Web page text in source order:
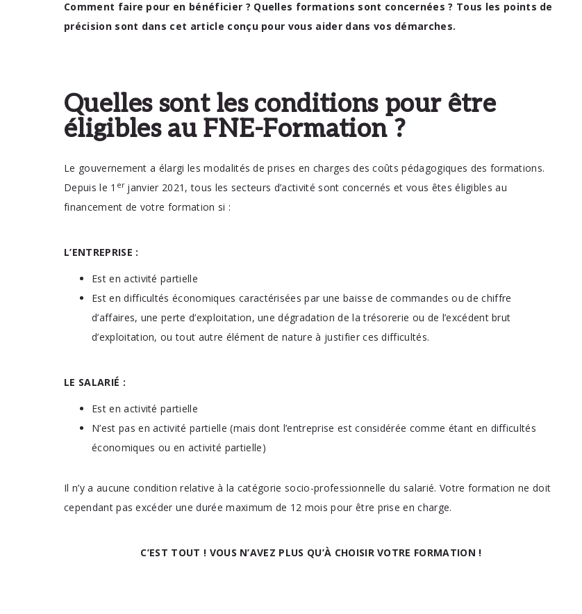
Comment faire pour en bénéficier ? Quelles formations sont concernées ? Tous les points de
précision sont dans cet article conçu pour vous aider dans vos démarches.
Quelles sont les conditions pour être
éligibles au FNE-Formation ?
Le gouvernement a élargi les modalités de prises en charges des coûts pédagogiques des formations.
Depuis le 1 erjanvier 2021, tous les secteurs d’activité sont concernés et vous êtes éligibles au
financement de votre formation si :
L’ENTREPRISE :
Est en activité partielle
Est en difficultés économiques caractérisées par une baisse de commandes ou de chiffre
d’affaires, une perte d’exploitation, une dégradation de la trésorerie ou de l’excédent brut
d’exploitation, ou tout autre élément de nature à justifier ces difficultés.
LE SALARIÉ :
Est en activité partielle
N’est pas en activité partielle (mais dont l’entreprise est considérée comme étant en difficultés
économiques ou en activité partielle)
Il n’y a aucune condition relative à la catégorie socio-professionnelle du salarié. Votre formation ne doit
cependant pas excéder une durée maximum de 12 mois pour être prise en charge.
C’EST TOUT ! VOUS N’AVEZ PLUS QU’À CHOISIR VOTRE FORMATION !